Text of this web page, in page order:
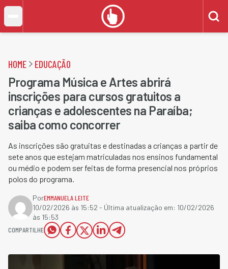
HOME EDUCAÇÃO
Programa Música e Artes abrirá
inscrições para cursos gratuitos a
crianças e adolescentes na Paraíba;
saiba como concorrer
As inscrições são gratuitas e destinadas a crianças a partir de
sete anos que estejam matriculadas nos ensinos fundamental
ou médio e podem ser feitas de forma presencial nos próprios
polos do programa.
PorEMMANUELA LEITE
10/02/2026 às 15:52 - Última atualização em: 10/02/2026
às 15:53
COMPARTILHE